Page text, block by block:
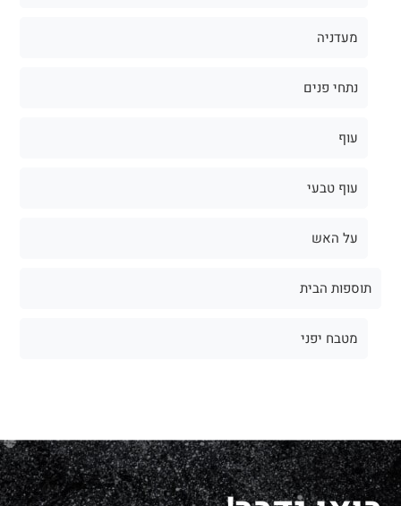
מעדניה
נתחי פנים
עוף
עוף טבעי
על האש
תוספות הבית
מטבח יפני